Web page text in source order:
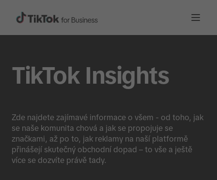
TikTok Insights
Zde najdete zajímavé informace o všem - od toho, jak
se naše komunita chová a jak se propojuje se
značkami, až po to, jak reklamy na naší platformě
přinášejí skutečný obchodní dopad – to vše a ještě
více se dozvíte právě tady.